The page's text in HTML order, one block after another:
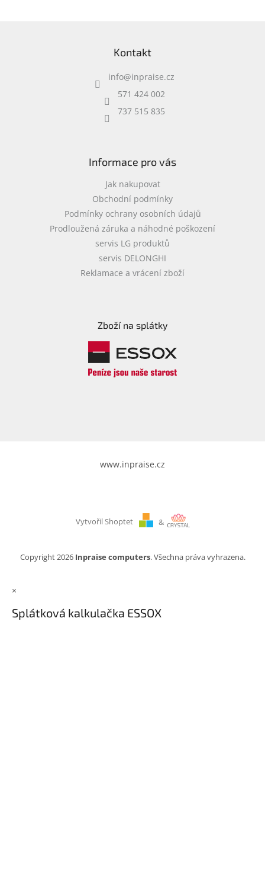
Kontakt
info@inpraise.cz
571 424 002
737 515 835
Informace pro vás
Jak nakupovat
Obchodní podmínky
Podmínky ochrany osobních údajů
Prodloužená záruka a náhodné poškození
servis LG produktů
servis DELONGHI
Reklamace a vrácení zboží
Zboží na splátky
www.inpraise.cz
Vytvořil Shoptet &
Copyright 2026 Inpraise computers. Všechna práva vyhrazena.
×
Splátková kalkulačka ESSOX